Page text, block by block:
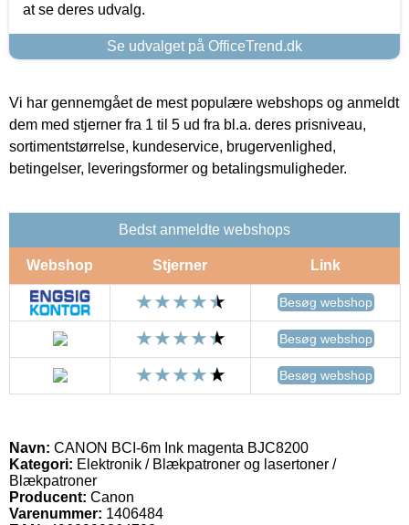
at se deres udvalg.
Se udvalget på OfficeTrend.dk
Vi har gennemgået de mest populære webshops og anmeldt
dem med stjerner fra 1 til 5 ud fra bl.a. deres prisniveau,
sortimentstørrelse, kundeservice, brugervenlighed,
betingelser, leveringsformer og betalingsmuligheder.
Bedst anmeldte webshops
Webshop Stjerner Link
Besøg webshop
Besøg webshop
Besøg webshop
Navn: CANON BCI-6m Ink magenta BJC8200
Kategori: Elektronik / Blækpatroner og lasertoner /
Blækpatroner
Producent: Canon
Varenummer: 1406484